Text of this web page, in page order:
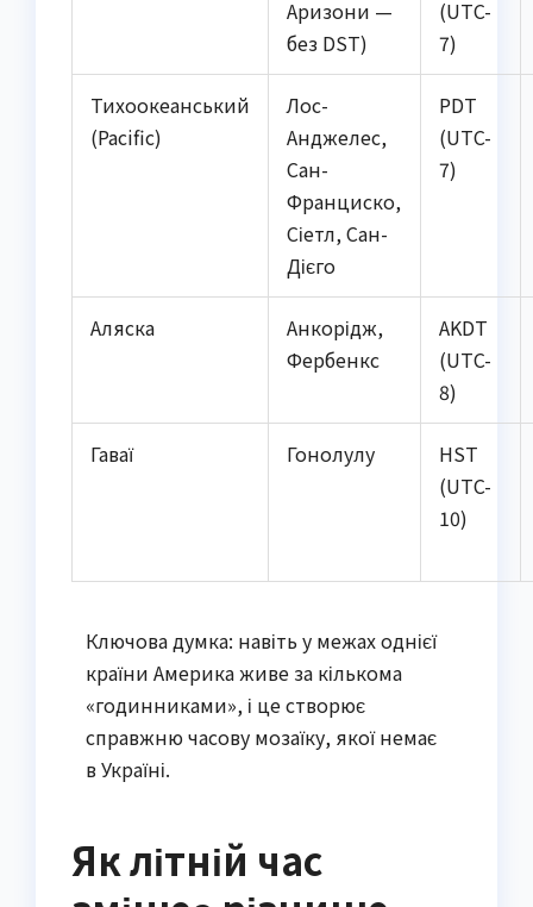
Аризони —
без DST)
(UTC-
7)
Тихоокеанський
(Pacific)
Лос-
Анджелес,
Сан-
Франциско,
Сіетл, Сан-
Дієго
PDT
(UTC-
7)
Аляска
Анкорідж,
Фербенкс
AKDT
(UTC-
8)
Гаваї Гонолулу
HST
(UTC-
10)
Ключова думка: навіть у межах однієї
країни Америка живе за кількома
«годинниками», і це створює
справжню часову мозаїку, якої немає
в Україні.
Як літній час